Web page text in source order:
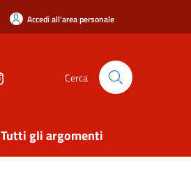
Accedi all'area personale
Cerca
Tutti gli argomenti